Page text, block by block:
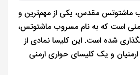
ماشتوتس مقدس، یکی از مهم‌ترین و
است که به نام مسروب ماشتوتس،
شده است. این کلیسا نمادی از
و یک کلیسای حواری ارمنی